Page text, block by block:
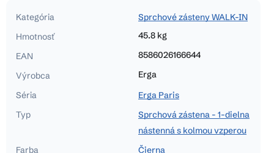
Kategória
Sprchové zásteny WALK-IN
Hmotnosť
45.8 kg
EAN
8586026166644
Výrobca
Erga
Séria
Erga Paris
Typ
Sprchová zástena - 1-dielna
nástenná s kolmou vzperou
Farba
Čierna